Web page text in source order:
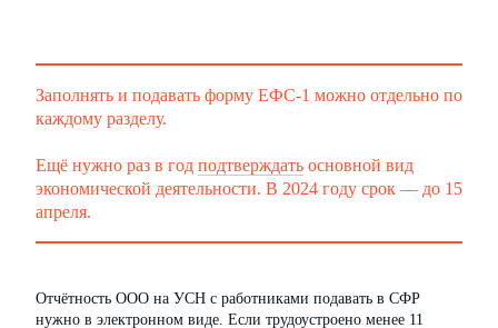
Заполнять и подавать форму ЕФС-1 можно отдельно по
каждому разделу.
Ещё нужно раз в год подтверждать основной вид
экономической деятельности. В 2024 году срок — до 15
апреля.
Отчётность ООО на УСН с работниками подавать в СФР
нужно в электронном виде. Если трудоустроено менее 11